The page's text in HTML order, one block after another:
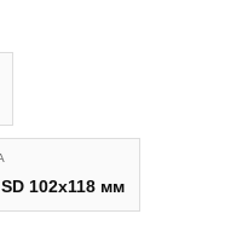
102x118 мм